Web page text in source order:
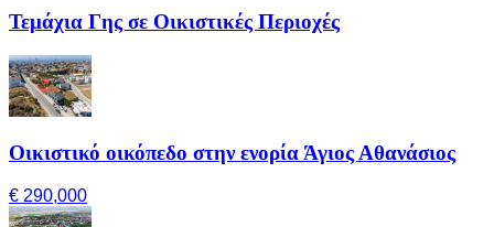
Τεμάχια Γης σε Οικιστικές Περιοχές
Οικιστικό οικόπεδο στην ενορία Άγιος Αθανάσιος
€ 290,000